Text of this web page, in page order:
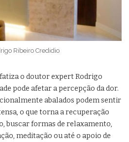
Ribeiro Credidio
o doutor expert Rodrigo
pode afetar a percepção da dor.
abalados podem sentir
o que torna a recuperação
buscar formas de relaxamento,
meditação ou até o apoio de